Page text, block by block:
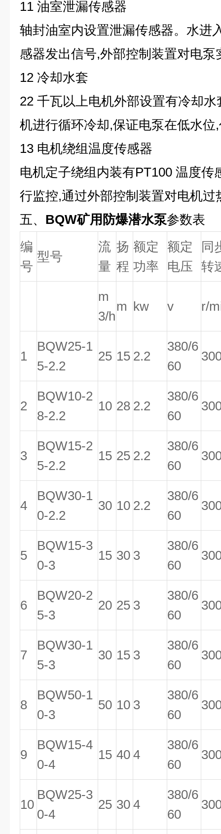
11 油室泄漏传感器
轴封油室内设置泄漏传感器。水进
感器发出信号,外部控制装置对电泵
12 冷却水套
22 千瓦以上电机外部设置有冷却
机进行循环冷却,保证电泵在低水位
13 电机绕组温度传感器
电机定子绕组内装有PT100 温度传
行监控,通过外部控制装置对电机过
五、 BQW矿用防爆潜水泵参数表
编
号
型号
流
量
扬
程
额定
功率
额定
电压
同
转
m
3/h
m kw v r/
1
BQW25-1
5-2.2
25 15 2.2
380/6
60
2
BQW10-2
8-2.2
10 28 2.2
380/6
60
3
BQW15-2
5-2.2
15 25 2.2
380/6
60
4
BQW30-1
0-2.2
30 10 2.2
380/6
60
5
BQW15-3
0-3
15 30 3
380/6
60
6
BQW20-2
5-3
20 25 3
380/6
60
7
BQW30-1
5-3
30 15 3
380/6
60
8
BQW50-1
0-3
50 10 3
380/6
60
9
BQW15-4
0-4
15 40 4
380/6
60
10
BQW25-3
0-4
25 30 4
380/6
60